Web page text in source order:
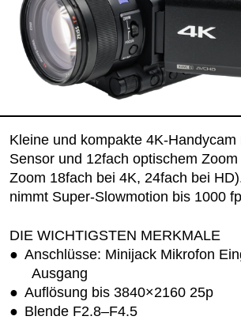
Kleine und kompakte 4K-Handycam
Sensor und 12fach optischem
Zoom 18fach bei 4K, 24fach bei
nimmt Super-Slowmotion bis 1000
DIE WICHTIGSTEN MERKMALE
Anschlüsse: Minijack Mikrofon
Ausgang
Auflösung bis 3840×2160 25p
Blende F2.8–F4.5